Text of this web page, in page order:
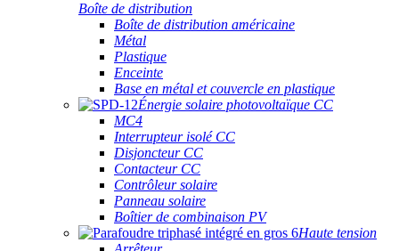
Boîte de distribution
Boîte de distribution américaine
Métal
Plastique
Enceinte
Base en métal et couvercle en plastique
Énergie solaire photovoltaïque CC
MC4
Interrupteur isolé CC
Disjoncteur CC
Contacteur CC
Contrôleur solaire
Panneau solaire
Boîtier de combinaison PV
Haute tension